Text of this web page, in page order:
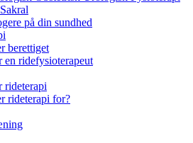
på din sundhed
berettiget
en ridefysioterapeut
rideterapi
rideterapi for?